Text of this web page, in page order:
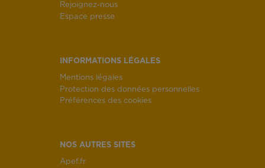
Rejoignez-nous
Espace presse
INFORMATIONS LÉGALES
Mentions légales
Protection des données personnelles
Préférences des cookies
NOS AUTRES SITES
Apef.fr